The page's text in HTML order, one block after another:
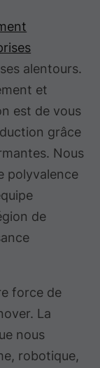
alentours.
et
est de vous
grâce
Nous
polyvalence
de
force de
La
nous
robotique,